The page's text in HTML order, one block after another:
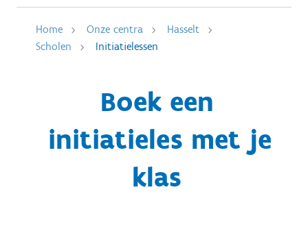
Home Onze centra
Hasselt
Scholen
Initiatielessen
Boek een
initiatieles met je
klas